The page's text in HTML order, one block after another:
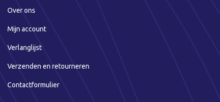
Over ons
Mijn account
Verlanglijst
Verzenden en retourneren
Contactformulier